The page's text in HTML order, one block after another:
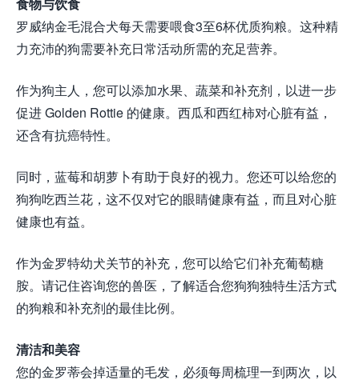
食物与饮食
罗威纳金毛混合犬每天需要喂食3至6杯优质狗粮。这种精
力充沛的狗需要补充日常活动所需的充足营养。
作为狗主人，您可以添加水果、蔬菜和补充剂，以进一步
促进 Golden Rottie 的健康。西瓜和西红柿对心脏有益，
还含有抗癌特性。
同时，蓝莓和胡萝卜有助于良好的视力。您还可以给您的
狗狗吃西兰花，这不仅对它的眼睛健康有益，而且对心脏
健康也有益。
作为金罗特幼犬关节的补充，您可以给它们补充葡萄糖
胺。请记住咨询您的兽医，了解适合您狗狗独特生活方式
的狗粮和补充剂的最佳比例。
清洁和美容
您的金罗蒂会掉适量的毛发，必须每周梳理一到两次，以